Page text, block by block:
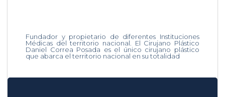
Fundador y propietario de diferentes Instituciones
Médicas del territorio nacional. El Cirujano Plástico
Daniel Correa Posada es el único cirujano plástico
que abarca el territorio nacional en su totalidad